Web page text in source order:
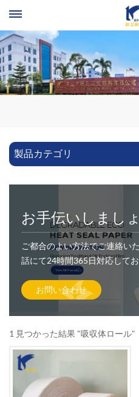
製品カテゴリ
お手伝いしまし
ご都合のよい方法でご連絡い
話にて24時間365日対応してお
お問い合わせ
1 見つかった結果 "吸収体ロール"